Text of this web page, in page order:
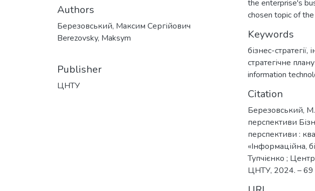
Authors
Березовський, Максим Сергійович
Berezovsky, Maksym
Publisher
ЦНТУ
the enterprise's
chosen topic of
Keywords
бізнес-стратегії,
стратегічне
information
Citation
Березовський, М.
перспективи
перспективи :
«Інформаційна,
Тупчієнко ;
ЦНТУ, 2024. – 69